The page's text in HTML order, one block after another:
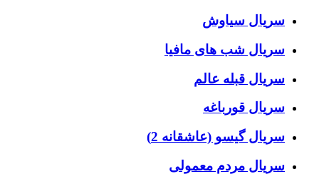
سریال سیاوش
سریال شب های مافیا
سریال قبله عالم
سریال قورباغه
سریال گیسو (عاشقانه 2)
سریال مردم معمولی